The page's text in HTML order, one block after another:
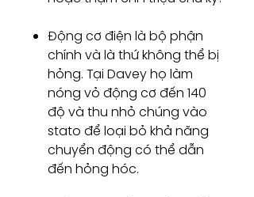
Động cơ điện là bộ phận
chính và là thứ không thể bị
hỏng. Tại Davey họ làm
nóng vỏ động cơ đến 140
độ và thu nhỏ chúng vào
stato để loại bỏ khả năng
chuyển động có thể dẫn
đến hỏng hóc.